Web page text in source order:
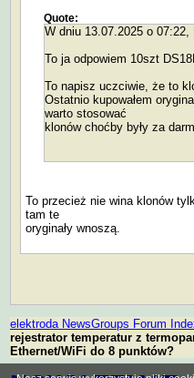
Quote:
W dniu 13.07.2025 o
To ja odpowiem 10szt
To napisz uczciwie, że to
Ostatnio kupowałem
warto stosować
klonów choćby były za
To przecież nie wina klonów
tam te
oryginały wnoszą.
elektroda NewsGroups Forum
rejestrator temperatur z
Ethernet/WiFi do 8 punktów?